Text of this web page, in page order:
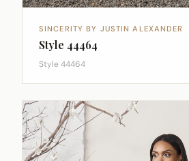
SINCERITY BY JUSTIN ALEXANDER
Style 44464
Style 44464